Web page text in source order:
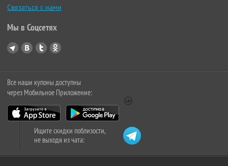
Связаться с нами
Мы в Соцсетях
Все наши купоны доступны
через Мобильное Приложение:
Ищите скидки поблизости,
не выходя из чата: